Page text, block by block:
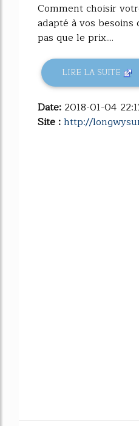
Comment choisir
adapté à vos
pas que le prix....
LIRE LA SUITE
Date: 2018-01-04
Site :http://